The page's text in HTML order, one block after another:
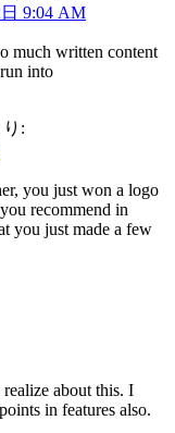
9:04 AM
much written content
into
り:
you just won a logo
recommend in
you just made a few
about this. I
in features also.